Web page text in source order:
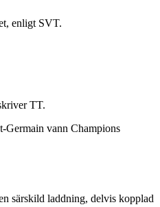
enligt SVT.
TT.
Germain vann Champions
särskild laddning, delvis kopplad